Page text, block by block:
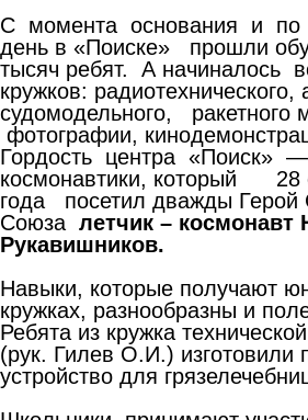
С момента основания и по
день в «Поиске» прошли
тысяч ребят. А начиналось
кружков: радиотехнического,
судомодельного, ракетного
фотографии,
Гордость центра «Поиск»
космонавтики, который 28
года посетил дважды Герой
Союза летчик – космонавт
Рукавишников.
Навыки, которые получают
кружках, разнообразны и
Ребята из кружка
(рук. Гилев О.И.) изготовили
устройство для